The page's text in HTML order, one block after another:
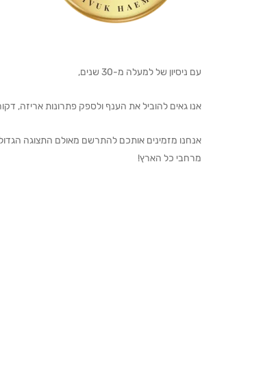
עם ניסיון של למעלה מ-30 שנים,
אנו גאים להוביל את הענף ולספק פתרונות אריזה,
מרחבי כל הארץ!